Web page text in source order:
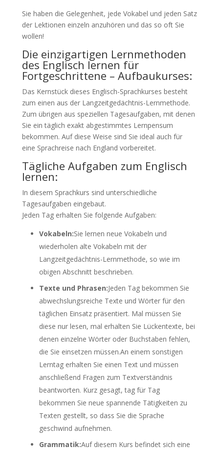
Sie haben die Gelegenheit, jede Vokabel und jeden Satz
der Lektionen einzeln anzuhören und das so oft Sie
wollen!
Die einzigartigen Lernmethoden
des Englisch lernen für
Fortgeschrittene – Aufbaukurses:
Das Kernstück dieses Englisch-Sprachkurses besteht
zum einen aus der Langzeitgedächtnis-Lernmethode.
Zum übrigen aus speziellen Tagesaufgaben, mit denen
Sie ein täglich exakt abgestimmtes Lernpensum
bekommen. Auf diese Weise sind Sie ideal auch für
eine Sprachreise nach England vorbereitet.
Tägliche Aufgaben zum Englisch
lernen:
In diesem Sprachkurs sind unterschiedliche
Tagesaufgaben eingebaut.
Jeden Tag erhalten Sie folgende Aufgaben:
Vokabeln:Sie lernen neue Vokabeln und
wiederholen alte Vokabeln mit der
Langzeitgedächtnis-Lernmethode, so wie im
obigen Abschnitt beschrieben.
Texte und Phrasen:Jeden Tag bekommen Sie
abwechslungsreiche Texte und Wörter für den
täglichen Einsatz präsentiert. Mal müssen Sie
diese nur lesen, mal erhalten Sie Lückentexte, bei
denen einzelne Wörter oder Buchstaben fehlen,
die Sie einsetzen müssen.An einem sonstigen
Lerntag erhalten Sie einen Text und müssen
anschließend Fragen zum Textverständnis
beantworten. Kurz gesagt, tag für Tag
bekommen Sie neue spannende Tätigkeiten zu
Texten gestellt, so dass Sie die Sprache
geschwind aufnehmen.
Grammatik:Auf diesem Kurs befindet sich eine